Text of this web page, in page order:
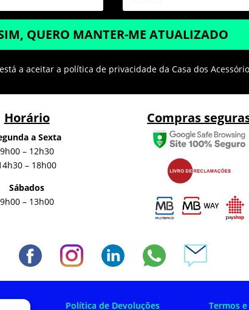
QUERO MANTER-ME ATUALIZADO
a aceitar a política de privacidade da Casa dos
Horário
a Sexta
9h00 – 12h30
– 18h00
Sábados
9h00 – 13h00
Compras
Política de Devoluções Termos